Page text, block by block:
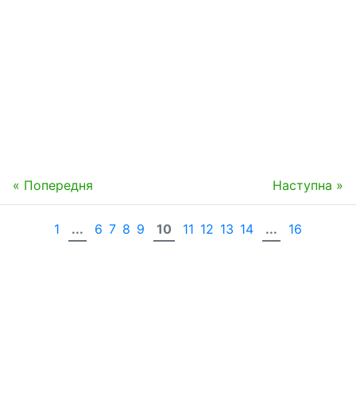
« Попередня Наступна »
1 ... 6 7 8 9 10 11 12 13 14 ... 16